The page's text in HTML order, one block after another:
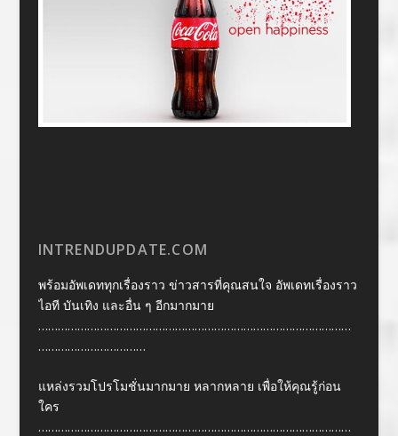
INTRENDUPDATE.COM
พร้อมอัพเดททุกเรื่องราว ข่าวสารที่คุณสนใจ อัพเดทเรื่องราว
ไอที บันเทิง และอื่น ๆ อีกมากมาย
……………………………………………………………………………………
……………………………
แหล่งรวมโปรโมชั่นมากมาย หลากหลาย เพื่อให้คุณรู้ก่อน
ใคร
……………………………………………………………………………………